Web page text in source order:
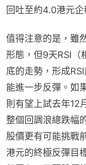
回吐至約4.0港元企
值得注意的是，雖
形態，但9天RSI（
底的走勢，形成
能進一步反彈。如
則有望上試去年12
整個回調浪總跌幅
股價更有可能挑戰
港元的終極反彈目